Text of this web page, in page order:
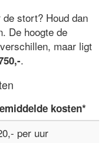
stort? Houd dan
De hoogte de
maar ligt
.
kosten*
per uur